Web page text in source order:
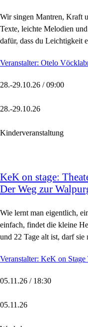
Wir singen Mantren, Kraft
Texte, leichte Melodien
dafür, dass du Leichtigkeit
Veranstalter: Otelo
28.-29.10.26 / 09:00
28.-29.10.26
Kinderveranstaltung
KeK on stage:
Der Weg zur
Wie lernt man eigentlich,
einfach, findet die kleine
und 22 Tage alt ist, darf sie
Veranstalter: KeK on Stage
05.11.26 / 18:30
05.11.26